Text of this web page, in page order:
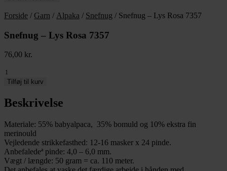
Forside / Garn / Alpaka / Snefnug / Snefnug – Lys Rosa 7357
Snefnug – Lys Rosa 7357
76,00 kr.
Snefnug
Rosa
7357
Tilføj til kurv
Beskrivelse
Materiale: 55% babyalpaca, 35% bomuld og 10% ekstra fin
merinould
Vejledende strikkefasthed: 12-16 masker x 24 pinde.
Anbefaledeª pinde: 4,0 – 6,0 mm.
Vægt / længde: 50 gram = ca. 110 meter.